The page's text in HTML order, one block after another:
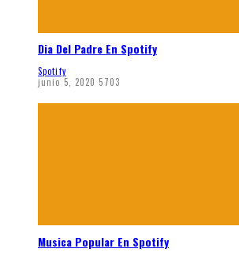
Dia Del Padre En Spotify
Spotify
junio 5, 2020 5703
Musica Popular En Spotify